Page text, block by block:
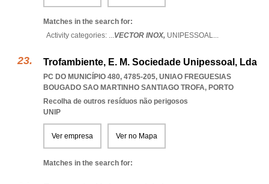
Matches in the search for:
Activity categories: ...VECTOR INOX, UNIPESSOAL...
Trofambiente, E. M. Sociedade Unipessoal, Lda
PC DO MUNICÍPIO 480, 4785-205, UNIAO FREGUESIAS
BOUGADO SAO MARTINHO SANTIAGO TROFA, PORTO
Recolha de outros resíduos não perigosos
UNIP
Ver empresa Ver no Mapa
Matches in the search for: